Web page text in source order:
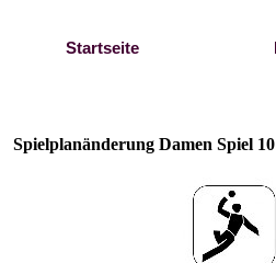
Startseite
Spielplanänderung Damen Spiel 10